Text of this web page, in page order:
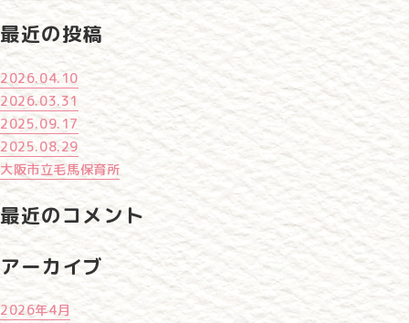
索:
最近の投稿
2026.04.10
2026.03.31
2025.09.17
2025.08.29
大阪市立毛馬保育所
最近のコメント
アーカイブ
2026年4月